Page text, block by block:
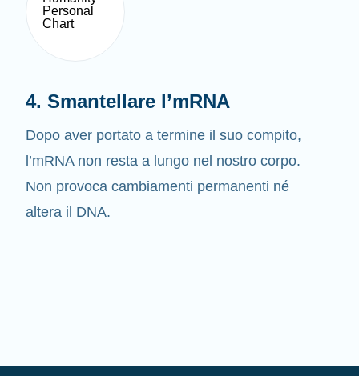
4. Smantellare l’mRNA
Dopo aver portato a termine il suo compito,
l’mRNA non resta a lungo nel nostro corpo.
Non provoca cambiamenti permanenti né
altera il DNA.